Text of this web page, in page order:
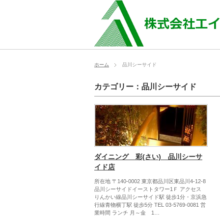
ホーム 品川シーサイド
カテゴリー：品川シーサイド
ダイニング 彩(さい) 品川シーサ
イド店
所在地 〒140-0002 東京都品川区東品川4-12-8
品川シーサイドイーストタワー1Ｆ アクセス
りんかい線品川シーサイド駅 徒歩1分・京浜急
行線青物横丁駅 徒歩5分 TEL 03-5769-0081 営
業時間 ランチ 月～金 1…